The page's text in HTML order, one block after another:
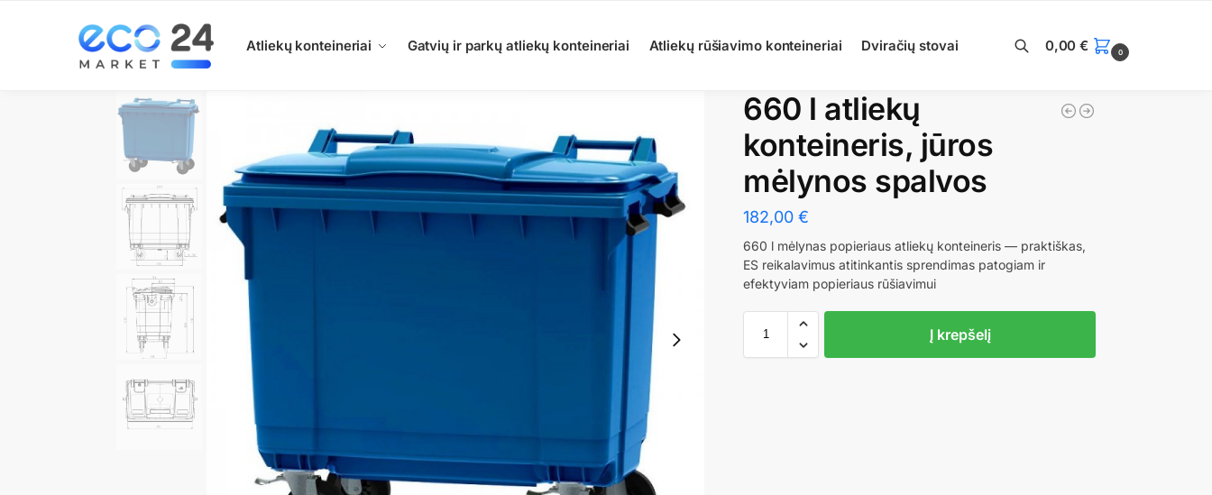
Atliekų konteineriai Gatvių ir parkų atliekų konteineriai Atliekų rūšiavimo konteineriai Dviračių stovai
Search
0,00€ 0
660 l atliekų
konteineris, jūros
mėlynos spalvos
182,00€
660 l mėlynas popieriaus atliekų konteineris — praktiškas,
ES reikalavimus atitinkantis sprendimas patogiam ir
efektyviam popieriaus rūšiavimui
Į krepšelį